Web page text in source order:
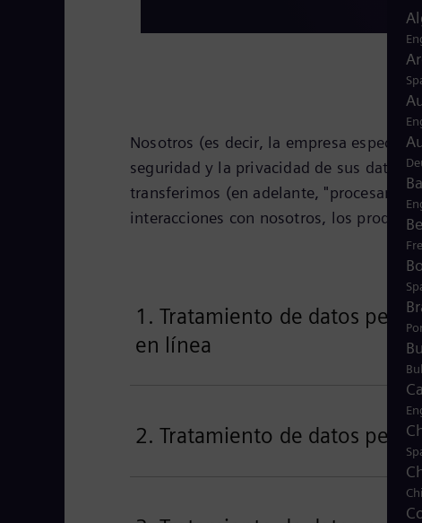
Nosotros (es decir, la empresa
seguridad y la privacidad de sus datos
transferimos (en adelante,
interacciones con nosotros, los
1. Tratamiento de datos
en línea
2. Tratamiento de datos